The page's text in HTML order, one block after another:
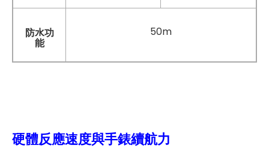
防水功
能
50m
硬體反應速度與手錶續航力